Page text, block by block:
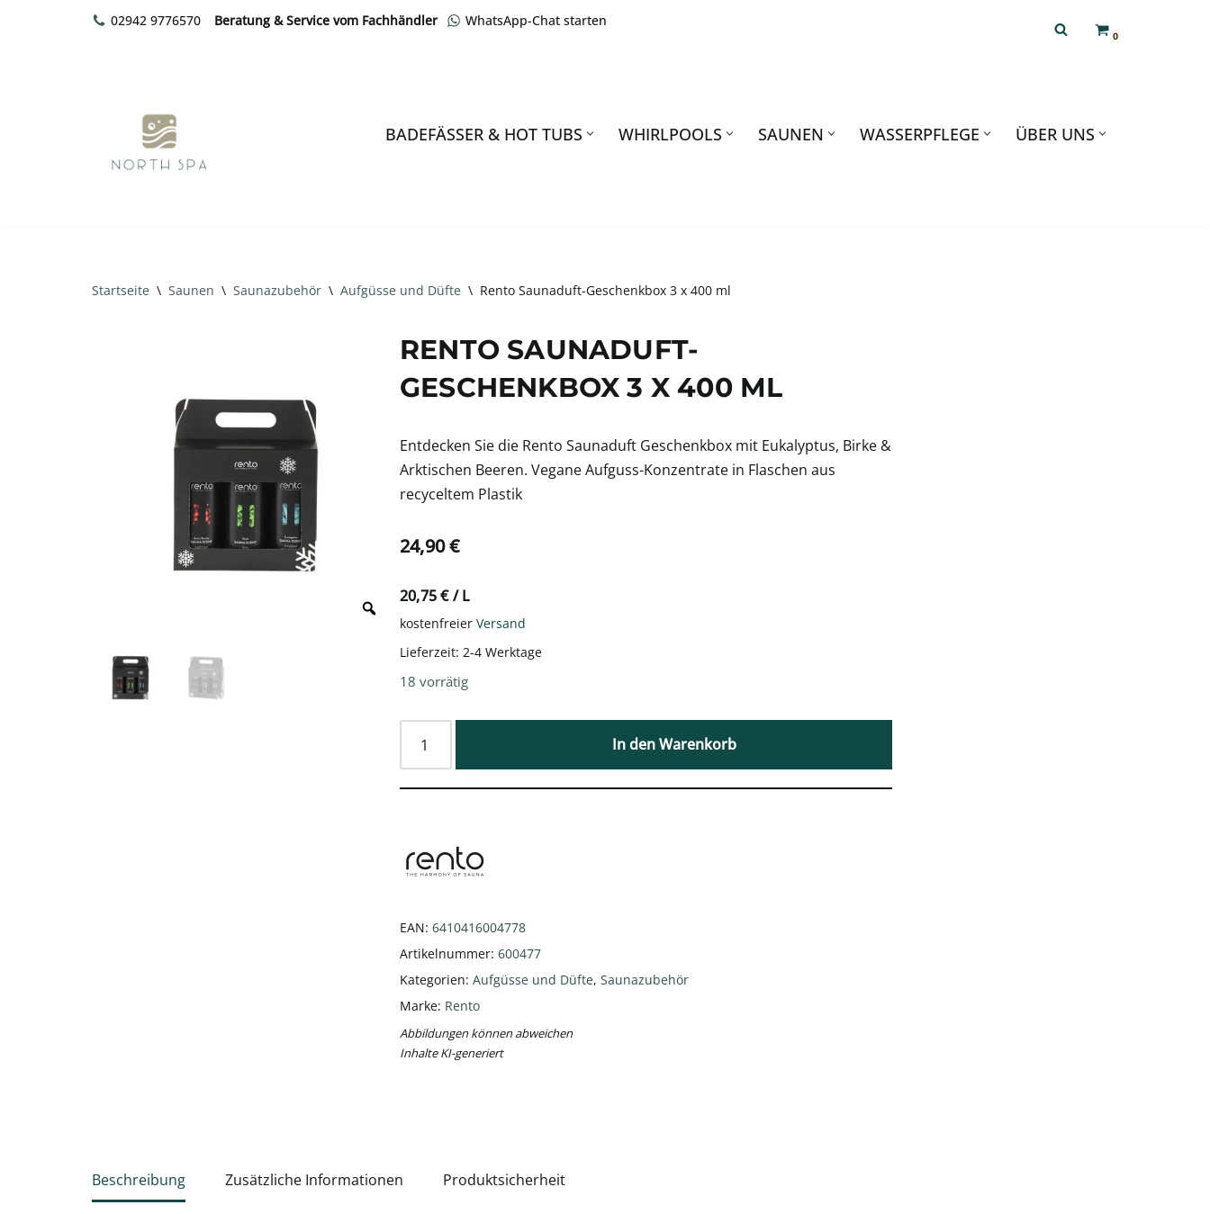
02942 9776570 Beratung & Service vom Fachhändler WhatsApp-Chat starten
0
BADEFÄSSER & HOT TUBS WHIRLPOOLS SAUNEN WASSERPFLEGE ÜBER UNS
Startseite \ Saunen \ Saunazubehör \ Aufgüsse und Düfte \ Rento Saunaduft-Geschenkbox 3 x 400 ml
RENTO SAUNADUFT-
GESCHENKBOX 3 X 400 ML
Entdecken Sie die Rento Saunaduft Geschenkbox mit Eukalyptus, Birke &
Arktischen Beeren. Vegane Aufguss-Konzentrate in Flaschen aus
recyceltem Plastik
24,90€
20,75€/L
kostenfreier Versand
Lieferzeit: 2-4 Werktage
18 vorrätig
In den Warenkorb
EAN: 6410416004778
Artikelnummer: 600477
Kategorien: Aufgüsse und Düfte, Saunazubehör
Marke: Rento
Abbildungen können abweichen
Inhalte KI-generiert
Beschreibung Zusätzliche Informationen Produktsicherheit